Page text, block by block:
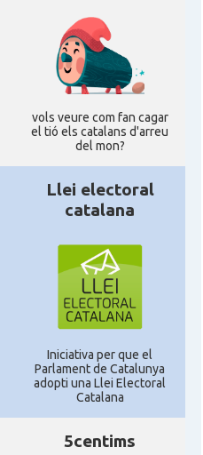
vols veure com fan cagar
el tió els catalans d'arreu
del mon?
Llei electoral
catalana
Iniciativa per que el
Parlament de Catalunya
adopti una Llei Electoral
Catalana
5centims